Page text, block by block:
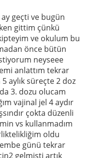
geçti ve bugün
gittim çünkü
ve okulum bu
önce bütün
neyseee
anlattım tekrar
aylık süreçte 2 doz
3. dozu olucam
vajinal jel 4 aydır
çokta düzenli
vs kullanmadım
oldu
günü tekrar
gelmişti artık